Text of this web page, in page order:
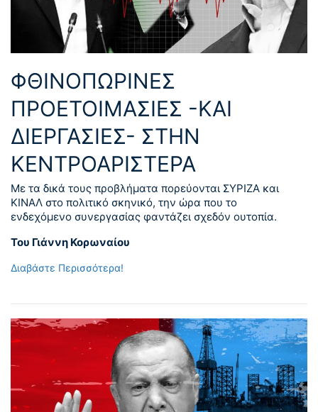
ΦΘΙΝΟΠΩΡΙΝΕΣ
ΠΡΟΕΤΟΙΜΑΣΙΕΣ -ΚΑΙ
ΔΙΕΡΓΑΣΙΕΣ- ΣΤΗΝ
ΚΕΝΤΡΟΑΡΙΣΤΕΡΑ
Με τα δικά τους προβλήματα πορεύονται ΣΥΡΙΖΑ και
ΚΙΝΑΛ στο πολιτικό σκηνικό, την ώρα που το
ενδεχόμενο συνεργασίας φαντάζει σχεδόν ουτοπία.
Του Γιάννη Κορωναίου
Διαβάστε Περισσότερα!